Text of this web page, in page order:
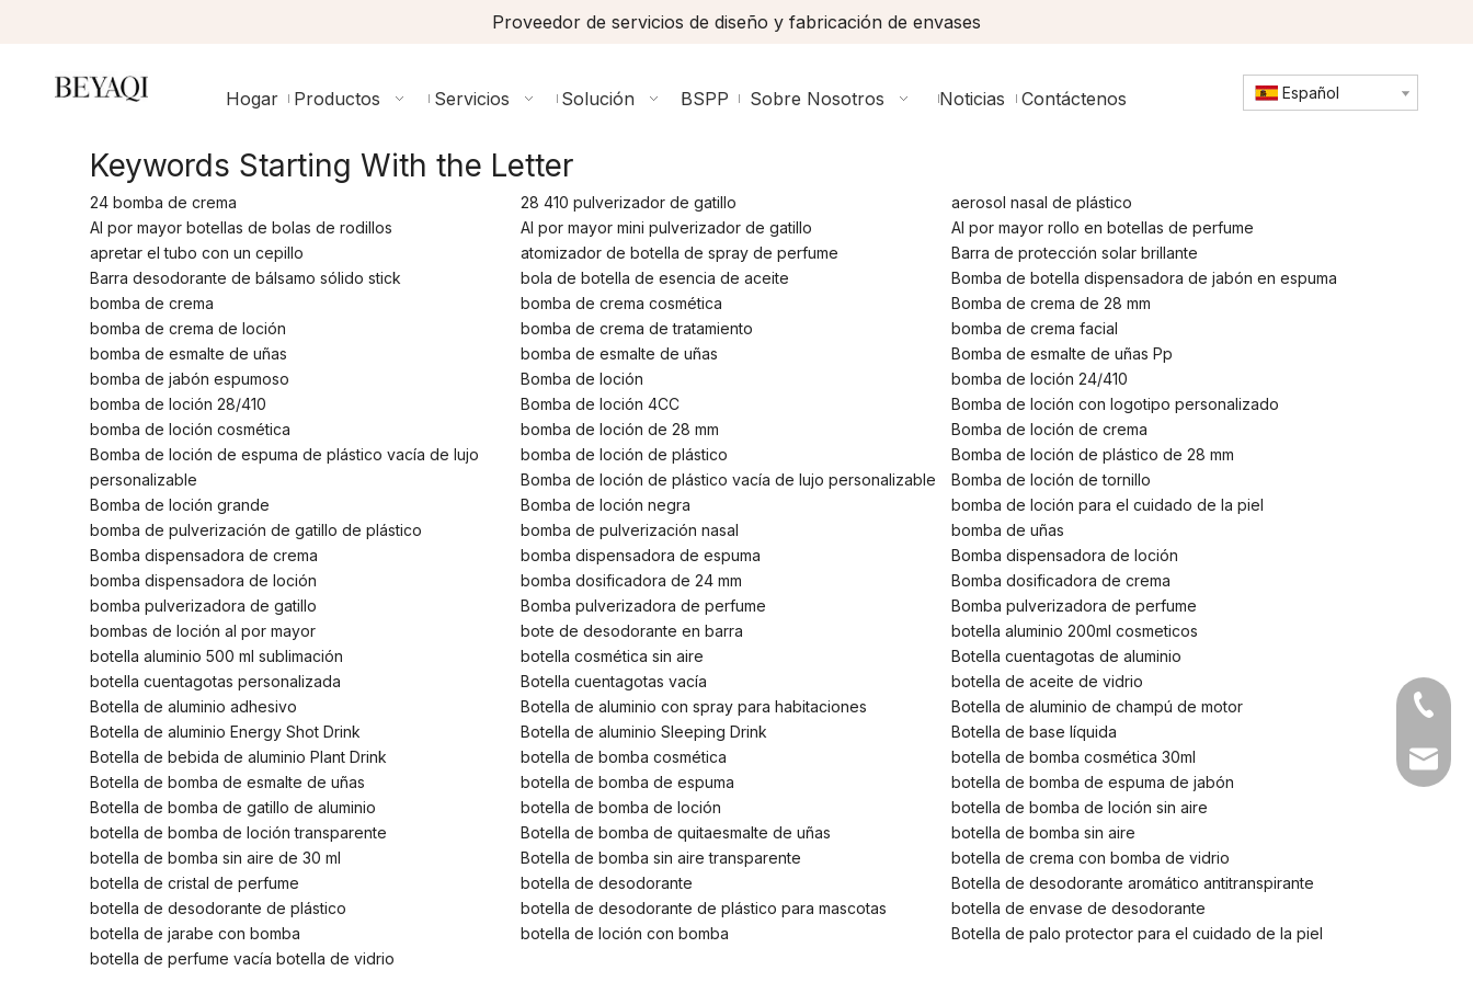
Proveedor de servicios de diseño y fabricación de envases
Hogar Productos Servicios Solución BSPP Sobre Nosotros Noticias Contáctenos Español
Keywords Starting With the Letter
24 bomba de crema 28 410 pulverizador de gatillo
aerosol nasal de plástico
Al por mayor botellas de bolas de rodillos
Al por mayor mini pulverizador de gatillo
Al por mayor rollo en botellas de perfume
apretar el tubo con un cepillo
atomizador de botella de spray de perfume
Barra de protección solar brillante
Barra desodorante de bálsamo sólido stick
bola de botella de esencia de aceite
Bomba de botella dispensadora de jabón en espuma
bomba de crema
bomba de crema cosmética
Bomba de crema de 28 mm
bomba de crema de loción
bomba de crema de tratamiento
bomba de crema facial
bomba de esmalte de uñas
bomba de esmalte de uñas
Bomba de esmalte de uñas Pp
bomba de jabón espumoso
Bomba de loción
bomba de loción 24/410
bomba de loción 28/410
Bomba de loción 4CC
Bomba de loción con logotipo personalizado
bomba de loción cosmética
bomba de loción de 28 mm
Bomba de loción de crema
Bomba de loción de espuma de plástico vacía de lujo
personalizable
bomba de loción de plástico
Bomba de loción de plástico de 28 mm
Bomba de loción de plástico vacía de lujo personalizable
Bomba de loción de tornillo
Bomba de loción grande
Bomba de loción negra
bomba de loción para el cuidado de la piel
bomba de pulverización de gatillo de plástico
bomba de pulverización nasal
bomba de uñas
Bomba dispensadora de crema
bomba dispensadora de espuma
Bomba dispensadora de loción
bomba dispensadora de loción
bomba dosificadora de 24 mm
Bomba dosificadora de crema
bomba pulverizadora de gatillo
Bomba pulverizadora de perfume
Bomba pulverizadora de perfume
bombas de loción al por mayor
bote de desodorante en barra
botella aluminio 200ml cosmeticos
botella aluminio 500 ml sublimación
botella cosmética sin aire
Botella cuentagotas de aluminio
botella cuentagotas personalizada
Botella cuentagotas vacía
botella de aceite de vidrio
Botella de aluminio adhesivo
Botella de aluminio con spray para habitaciones
Botella de aluminio de champú de motor
Botella de aluminio Energy Shot Drink
Botella de aluminio Sleeping Drink
Botella de base líquida
Botella de bebida de aluminio Plant Drink
botella de bomba cosmética
botella de bomba cosmética 30ml
Botella de bomba de esmalte de uñas
botella de bomba de espuma
botella de bomba de espuma de jabón
Botella de bomba de gatillo de aluminio
botella de bomba de loción
botella de bomba de loción sin aire
botella de bomba de loción transparente
Botella de bomba de quitaesmalte de uñas
botella de bomba sin aire
botella de bomba sin aire de 30 ml
Botella de bomba sin aire transparente
botella de crema con bomba de vidrio
botella de cristal de perfume
botella de desodorante
Botella de desodorante aromático antitranspirante
botella de desodorante de plástico
botella de desodorante de plástico para mascotas
botella de envase de desodorante
botella de jarabe con bomba
botella de loción con bomba
Botella de palo protector para el cuidado de la piel
botella de perfume vacía botella de vidrio
+86-